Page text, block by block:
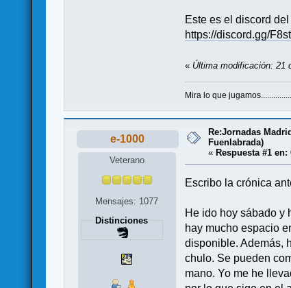
Este es el discord
https://discord.gg/
« Última modificación: 21
Mira lo que
e-1000
Veterano
Mensajes: 1077
Distinciones
Re:Jornadas
Fuenlabrada)
«Respuesta #1 en:
Escribo la crónica
He ido hoy sábado y
hay mucho espacio
disponible. Además,
chulo. Se pueden
mano. Yo me he